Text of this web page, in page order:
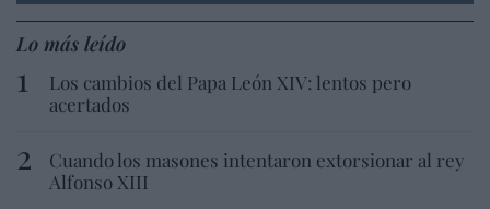
Lo más leído
Los cambios del Papa León XIV: lentos pero
acertados
Cuando los masones intentaron extorsionar al rey
Alfonso XIII